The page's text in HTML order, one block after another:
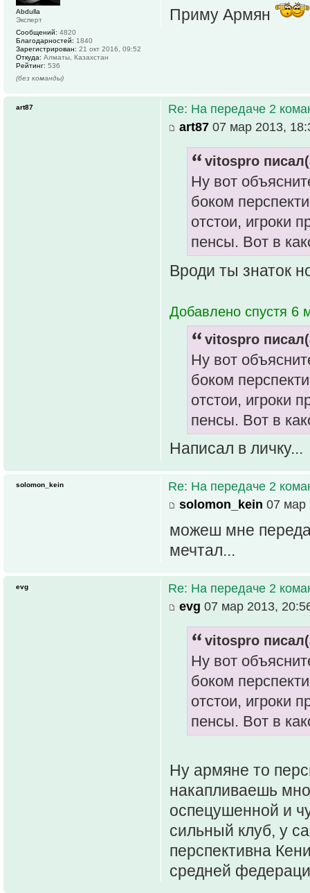
Приму Армян
Abdulla
Эксперт
Сообщений: 4820
Благодарностей: 1840
Зарегистрирован: 21 окт 2016, 09:52
Откуда: Алматы, Казахстан
Рейтинг: 536
(без команды)
Re: На передаче 2
art87 07 мар 2013,
vitospro
Ну вот
боком
отстои, игроки
пенсы. Вот в
Вроди ты знаток
Добавлено спустя 6
vitospro
Ну вот
боком
отстои, игроки
пенсы. Вот в
Написал в личку...
art87
Re: На передаче 2
solomon_kein 07 мар
можеш мне
мечтал...
solomon_kein
Re: На передаче 2
evg 07 мар 2013,
vitospro
Ну вот
боком
отстои, игроки
пенсы. Вот в
Ну армяне то
накапливаешь
оспецушенной и
сильный клуб, у
перспективна
средней
evg